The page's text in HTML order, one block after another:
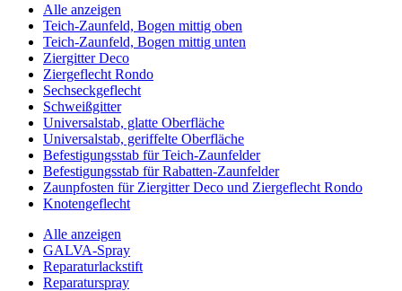
Alle anzeigen
Teich-Zaunfeld, Bogen mittig oben
Teich-Zaunfeld, Bogen mittig unten
Ziergitter Deco
Ziergeflecht Rondo
Sechseckgeflecht
Schweißgitter
Universalstab, glatte Oberfläche
Universalstab, geriffelte Oberfläche
Befestigungsstab für Teich-Zaunfelder
Befestigungsstab für Rabatten-Zaunfelder
Zaunpfosten für Ziergitter Deco und Ziergeflecht Rondo
Knotengeflecht
Alle anzeigen
GALVA-Spray
Reparaturlackstift
Reparaturspray